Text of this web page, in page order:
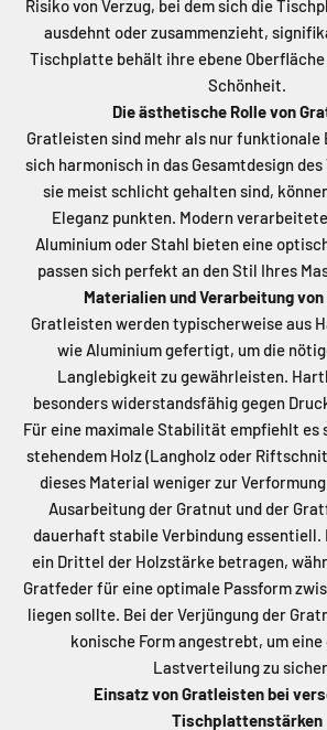
Risiko von Verzug, bei dem sich die
ausdehnt oder zusammenzieht,
Tischplatte behält ihre ebene
Schönheit.
Die ästhetische Rolle von
Gratleisten sind mehr als nur funktionale
sich harmonisch in das Gesamtdesign
sie meist schlicht gehalten sind,
Eleganz punkten. Modern
Aluminium oder Stahl bieten eine
passen sich perfekt an den Stil Ihres
Materialien und Verarbeitung
Gratleisten werden typischerweise aus
wie Aluminium gefertigt, um die
Langlebigkeit zu gewährleisten.
besonders widerstandsfähig gegen
Für eine maximale Stabilität empfiehlt es
stehendem Holz (Langholz oder
dieses Material weniger zur
Ausarbeitung der Gratnut und der
dauerhaft stabile Verbindung essentiell.
ein Drittel der Holzstärke betragen,
Gratfeder für eine optimale Passform
liegen sollte. Bei der Verjüngung der
konische Form angestrebt, um
Lastverteilung zu
Einsatz von Gratleisten bei
Tischplattenstärken